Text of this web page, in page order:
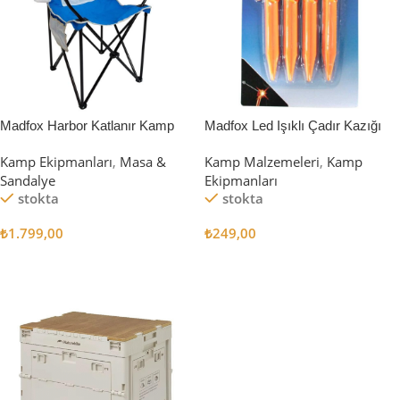
Madfox Harbor Katlanır Kamp
Kamp Ekipmanları, Masa &
Sandalye
stokta
₺1.799,00
Madfox Led Işıklı Çadır Kazığı
Kamp Malzemeleri, Kamp
Ekipmanları
stokta
₺249,00